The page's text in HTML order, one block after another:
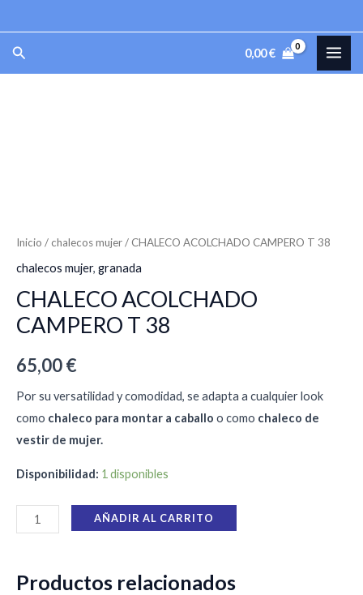
al
contenido
Buscar 0,00€
Inicio / chalecos mujer/ CHALECO ACOLCHADO CAMPERO T 38
chalecos mujer, granada
CHALECO ACOLCHADO
CAMPERO T 38
65,00€
Por su versatilidad y comodidad, se adapta a cualquier look
como chaleco para montar a caballo o como chaleco de
vestir de mujer.
Disponibilidad: 1 disponibles
AÑADIR AL CARRITO
Productos relacionados
38
cantidad